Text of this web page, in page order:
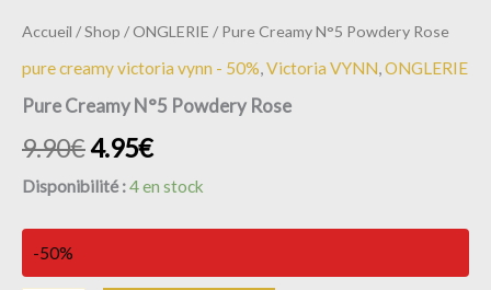
Accueil /Shop /ONGLERIE / Pure Creamy N°5 Powdery Rose
pure creamy victoria vynn - 50%,Victoria VYNN,ONGLERIE
Pure Creamy N°5 Powdery Rose
9.90€4.95€
Disponibilité :4 en stock
-50%